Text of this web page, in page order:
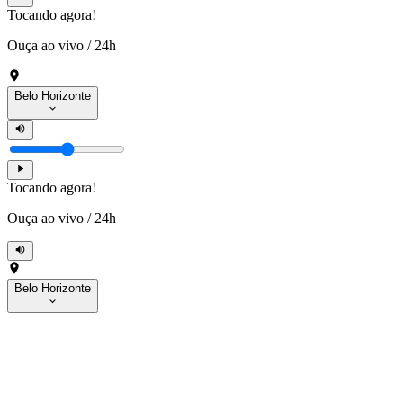
Tocando agora!
Ouça ao vivo / 24h
Belo Horizonte
Tocando agora!
Ouça ao vivo / 24h
Belo Horizonte